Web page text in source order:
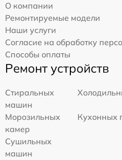
О компании
Ремонтируемые модели
Наши услуги
Согласие на обработку
Способы оплаты
Ремонт устройств
Стиральных
машин
Морозильных
камер
Кухонных
Сушильных
машин